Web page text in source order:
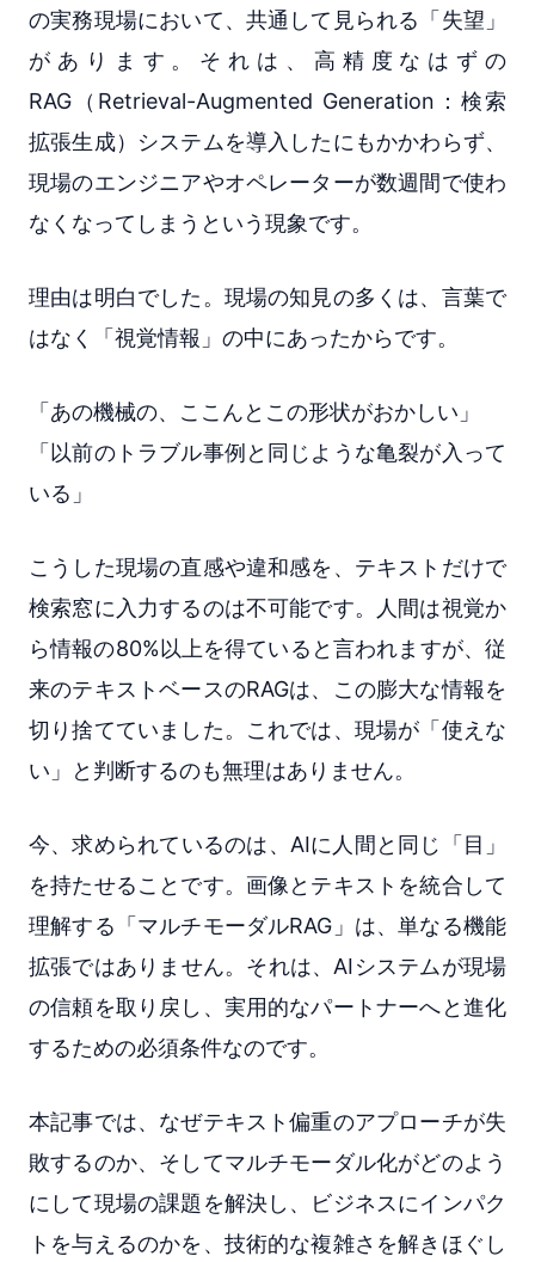
の実務現場において、共通して見られる「失望」
があります。それは、高精度なはずの
RAG（Retrieval-Augmented Generation：検索
拡張生成）システムを導入したにもかかわらず、
現場のエンジニアやオペレーターが数週間で使わ
なくなってしまうという現象です。
理由は明白でした。現場の知見の多くは、言葉で
はなく「視覚情報」の中にあったからです。
「あの機械の、ここんとこの形状がおかしい」
「以前のトラブル事例と同じような亀裂が入って
いる」
こうした現場の直感や違和感を、テキストだけで
検索窓に入力するのは不可能です。人間は視覚か
ら情報の80%以上を得ていると言われますが、従
来のテキストベースのRAGは、この膨大な情報を
切り捨てていました。これでは、現場が「使えな
い」と判断するのも無理はありません。
今、求められているのは、AIに人間と同じ「目」
を持たせることです。画像とテキストを統合して
理解する「マルチモーダルRAG」は、単なる機能
拡張ではありません。それは、AIシステムが現場
の信頼を取り戻し、実用的なパートナーへと進化
するための必須条件なのです。
本記事では、なぜテキスト偏重のアプローチが失
敗するのか、そしてマルチモーダル化がどのよう
にして現場の課題を解決し、ビジネスにインパク
トを与えるのかを、技術的な複雑さを解きほぐし